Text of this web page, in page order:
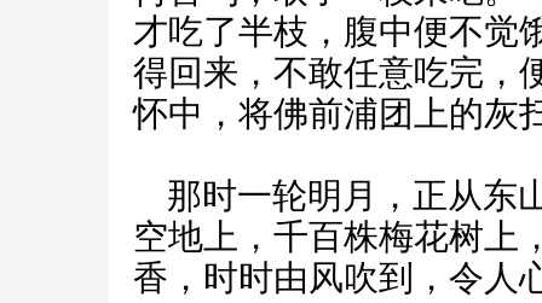
才吃了半枝，腹中便不觉
得回来，不敢任意吃完，
怀中，将佛前浦团上的灰
那时一轮明月，正从东
空地上，千百株梅花树上
香，时时由风吹到，令人